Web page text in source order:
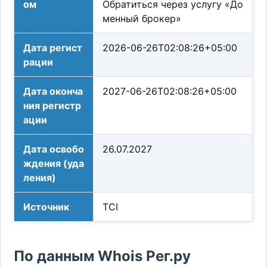
ом
Обратиться через услугу «До
менный брокер»
Дата регист
рации
2026-06-26T02:08:26+05:00
Дата оконча
ния регистр
ации
2027-06-26T02:08:26+05:00
Дата освобо
ждения (уда
ления)
26.07.2027
Источник TCI
По данным Whois Рег.ру